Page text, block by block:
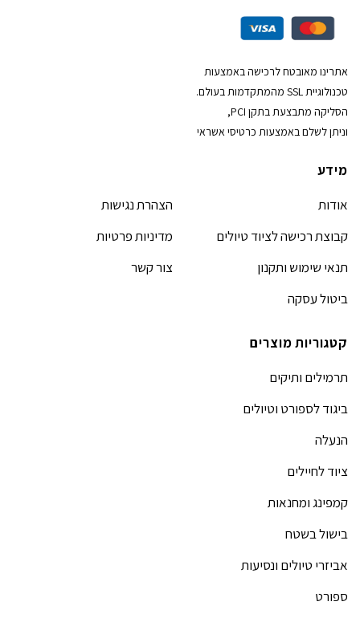
אתרינו מאובטח לרכישה באמצעות
טכנולוגיית SSL מהמתקדמות בעולם.
הסליקה מתבצעת בתקן PCI,
וניתן לשלם באמצעות כרטיסי אשראי
מידע
אודות
קבוצת רכישה לציוד טיולים
תנאי שימוש ותקנון
ביטול עסקה
הצהרת נגישות
מדיניות פרטיות
צור קשר
קטגוריות מוצרים
תרמילים ותיקים
ביגוד לספורט וטיולים
הנעלה
ציוד לחיילים
קמפינג ומחנאות
בישול בשטח
אביזרי טיולים ונסיעות
ספורט